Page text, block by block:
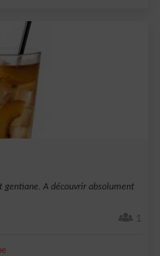
gentiane. A découvrir absolument
1